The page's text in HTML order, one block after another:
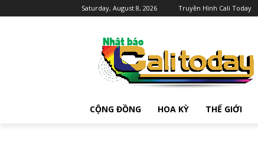
Saturday, August 8, 2026 Truyền Hình Cali Today
CỘNG ĐỒNG HOA KỲ THẾ GIỚI